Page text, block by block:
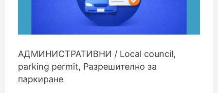
АДМИНИСТРАТИВНИ / Local council,
parking permit, Разрешително за
паркиране